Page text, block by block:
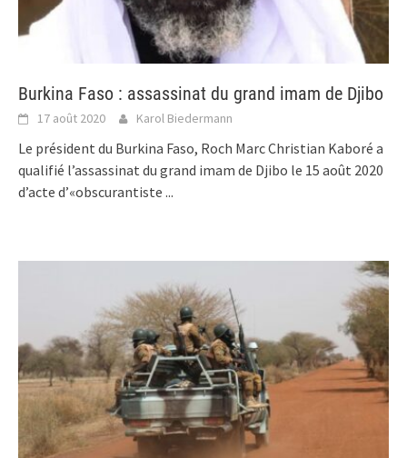
Burkina Faso : assassinat du grand imam de Djibo
17 août 2020 Karol Biedermann
Le président du Burkina Faso, Roch Marc Christian Kaboré a
qualifié l’assassinat du grand imam de Djibo le 15 août 2020
d’acte d’«obscurantiste ...